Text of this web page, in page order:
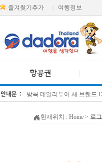
즐겨찾기추가 여행정보
방콕 데일리투어 새 브랜드
현재위치 :Home > 로